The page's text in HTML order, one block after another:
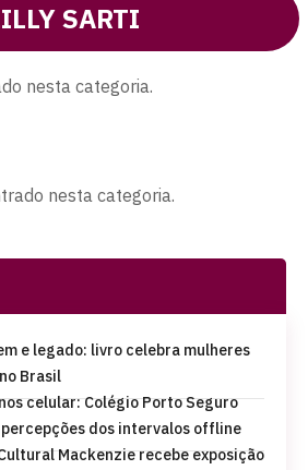
SARTI
nesta categoria.
nesta categoria.
e legado: livro celebra mulheres
Brasil
celular: Colégio Porto Seguro
dos intervalos offline
Mackenzie recebe exposição